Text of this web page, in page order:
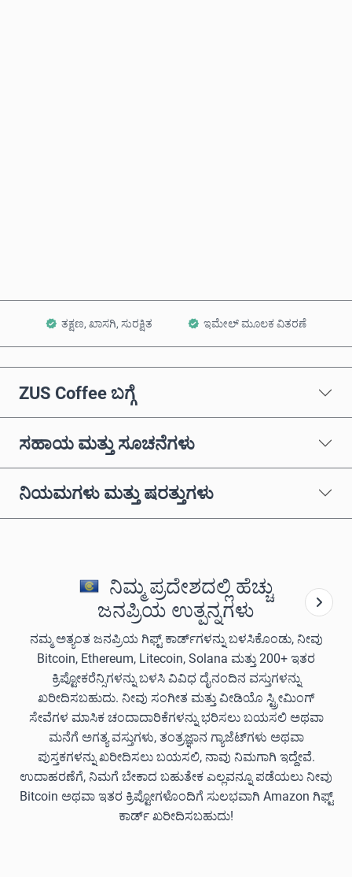
ತಕ್ಷಣ, ಖಾಸಗಿ, ಸುರಕ್ಷಿತ ಇಮೇಲ್ ಮೂಲಕ ವಿತರಣೆ
ZUS Coffee ಬಗ್ಗೆ
ಸಹಾಯ ಮತ್ತು ಸೂಚನೆಗಳು
ನಿಯಮಗಳು ಮತ್ತು ಷರತ್ತುಗಳು
ನಿಮ್ಮ ಪ್ರದೇಶದಲ್ಲಿ ಹೆಚ್ಚು
ಜನಪ್ರಿಯ ಉತ್ಪನ್ನಗಳು
ನಮ್ಮ ಅತ್ಯಂತ ಜನಪ್ರಿಯ ಗಿಫ್ಟ್ ಕಾರ್ಡ್‌ಗಳನ್ನು ಬಳಸಿಕೊಂಡು, ನೀವು
Bitcoin, Ethereum, Litecoin, Solana ಮತ್ತು 200+ ಇತರ
ಕ್ರಿಪ್ಟೋಕರೆನ್ಸಿಗಳನ್ನು ಬಳಸಿ ವಿವಿಧ ದೈನಂದಿನ ವಸ್ತುಗಳನ್ನು
ಖರೀದಿಸಬಹುದು. ನೀವು ಸಂಗೀತ ಮತ್ತು ವೀಡಿಯೊ ಸ್ಟ್ರೀಮಿಂಗ್
ಸೇವೆಗಳ ಮಾಸಿಕ ಚಂದಾದಾರಿಕೆಗಳನ್ನು ಭರಿಸಲು ಬಯಸಲಿ ಅಥವಾ
ಮನೆಗೆ ಅಗತ್ಯ ವಸ್ತುಗಳು, ತಂತ್ರಜ್ಞಾನ ಗ್ಯಾಜೆಟ್‌ಗಳು ಅಥವಾ
ಪುಸ್ತಕಗಳನ್ನು ಖರೀದಿಸಲು ಬಯಸಲಿ, ನಾವು ನಿಮಗಾಗಿ ಇದ್ದೇವೆ.
ಉದಾಹರಣೆಗೆ, ನಿಮಗೆ ಬೇಕಾದ ಬಹುತೇಕ ಎಲ್ಲವನ್ನೂ ಪಡೆಯಲು ನೀವು
Bitcoin ಅಥವಾ ಇತರ ಕ್ರಿಪ್ಟೋಗಳೊಂದಿಗೆ ಸುಲಭವಾಗಿ Amazon ಗಿಫ್ಟ್
ಕಾರ್ಡ್ ಖರೀದಿಸಬಹುದು!